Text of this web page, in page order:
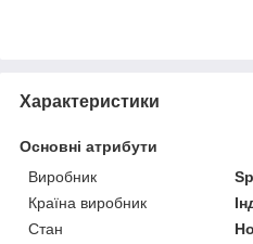
Характеристики
Основні атрибути
Виробник
Країна виробник
Стан